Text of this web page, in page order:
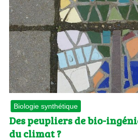
Biologie synthétique
Des peupliers de bio-
du climat ?